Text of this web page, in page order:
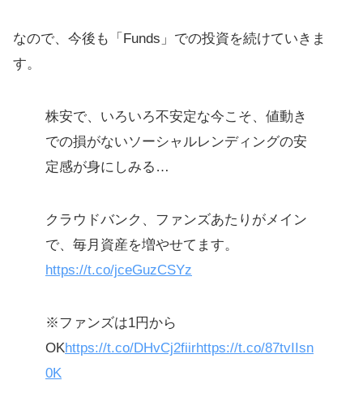
なので、今後も「Funds」での投資を続けていきま
す。
株安で、いろいろ不安定な今こそ、値動き
での損がないソーシャルレンディングの安
定感が身にしみる…
クラウドバンク、ファンズあたりがメイン
で、毎月資産を増やせてます。
https://t.co/jceGuzCSYz
※ファンズは1円から
OKhttps://t.co/DHvCj2fiirhttps://t.co/87tvIIsn
0K